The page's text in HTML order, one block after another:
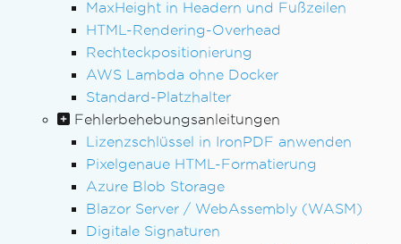
MaxHeight in Headern und Fußzeilen
HTML-Rendering-Overhead
Rechteckpositionierung
AWS Lambda ohne Docker
Standard-Platzhalter
Fehlerbehebungsanleitungen
Lizenzschlüssel in IronPDF anwenden
Pixelgenaue HTML-Formatierung
Azure Blob Storage
Blazor Server / WebAssembly (WASM)
Digitale Signaturen